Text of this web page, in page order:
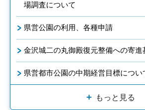
場調査について
県営公園の利用、各種申請
金沢城二の丸御殿復元整備への寄進
県営都市公園の中期経営目標につい
もっと見る